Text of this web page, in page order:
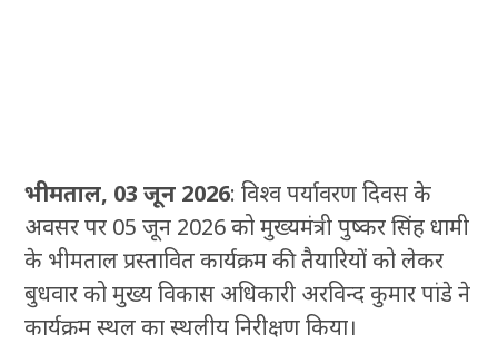
भीमताल, 03 जून 2026: विश्व पर्यावरण दिवस के
अवसर पर 05 जून 2026 को मुख्यमंत्री पुष्कर सिंह धामी
के भीमताल प्रस्तावित कार्यक्रम की तैयारियों को लेकर
बुधवार को मुख्य विकास अधिकारी अरविन्द कुमार पांडे ने
कार्यक्रम स्थल का स्थलीय निरीक्षण किया।